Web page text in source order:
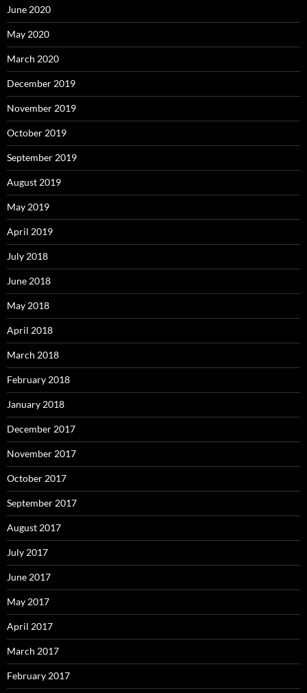
June 2020
May 2020
March 2020
December 2019
November 2019
October 2019
September 2019
August 2019
May 2019
April 2019
July 2018
June 2018
May 2018
April 2018
March 2018
February 2018
January 2018
December 2017
November 2017
October 2017
September 2017
August 2017
July 2017
June 2017
May 2017
April 2017
March 2017
February 2017